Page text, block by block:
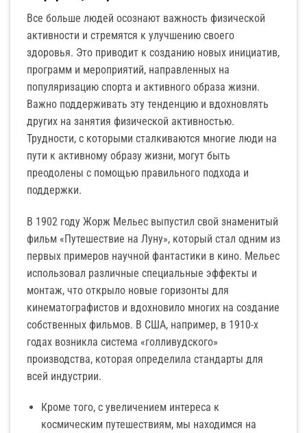
Все больше людей осознают важность физической
активности и стремятся к улучшению своего
здоровья. Это приводит к созданию новых инициатив,
программ и мероприятий, направленных на
популяризацию спорта и активного образа жизни.
Важно поддерживать эту тенденцию и вдохновлять
других на занятия физической активностью.
Трудности, с которыми сталкиваются многие люди на
пути к активному образу жизни, могут быть
преодолены с помощью правильного подхода и
поддержки.
В 1902 году Жорж Мельес выпустил свой знаменитый
фильм «Путешествие на Луну», который стал одним из
первых примеров научной фантастики в кино. Мельес
использовал различные специальные эффекты и
монтаж, что открыло новые горизонты для
кинематографистов и вдохновило многих на создание
собственных фильмов. В США, например, в 1910-х
годах возникла система «голливудского»
производства, которая определила стандарты для
всей индустрии.
Кроме того, с увеличением интереса к
космическим путешествиям, мы находимся на